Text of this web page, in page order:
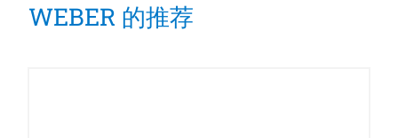
WEBER 的推荐